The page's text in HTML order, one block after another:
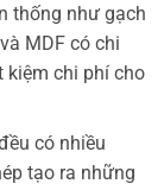
thống như gạch
MDF có chi
kiệm chi phí cho
có nhiều
tạo ra những